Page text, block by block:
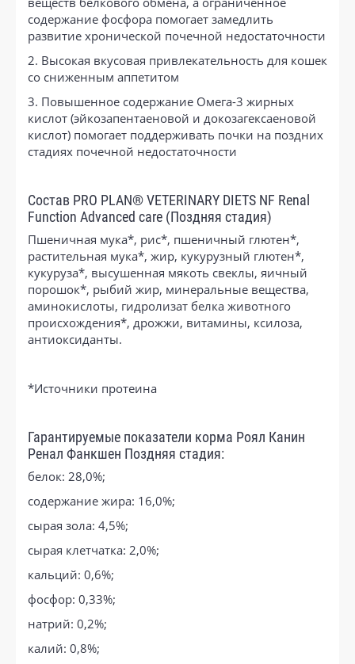
содержание фосфора помогает замедлить
развитие хронической почечной недостаточности
2. Высокая вкусовая привлекательность для кошек
со сниженным аппетитом
3. Повышенное содержание Омега-3 жирных
кислот (эйкозапентаеновой и докозагексаеновой
кислот) помогает поддерживать почки на поздних
стадиях почечной недостаточности
Состав PRO PLAN® VETERINARY DIETS NF Renal
Function Advanced care (Поздняя стадия)
Пшеничная мука*, рис*, пшеничный глютен*,
растительная мука*, жир, кукурузный глютен*,
кукуруза*, высушенная мякоть свеклы, яичный
порошок*, рыбий жир, минеральные вещества,
аминокислоты, гидролизат белка животного
происхождения*, дрожжи, витамины, ксилоза,
антиоксиданты.
*Источники протеина
Гарантируемые показатели корма Роял Канин
Ренал Фанкшен Поздняя стадия:
белок: 28,0%;
содержание жира: 16,0%;
сырая зола: 4,5%;
сырая клетчатка: 2,0%;
кальций: 0,6%;
фосфор: 0,33%;
натрий: 0,2%;
калий: 0,8%;